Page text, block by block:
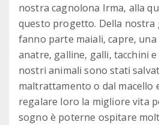
nostra cagnolona Irma, alla
questo progetto. Della nostra
fanno parte maiali, capre,
anatre, galline, galli, tacchini
nostri animali sono stati
maltrattamento o dal macello
regalare loro la migliore vita
sogno è poterne ospitare